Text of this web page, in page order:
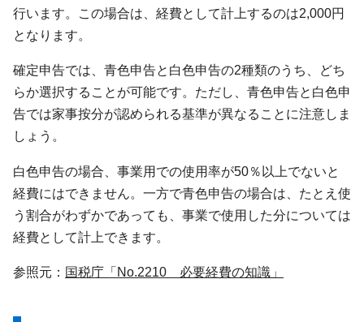
行います。この場合は、経費として計上するのは2,000円
となります。
確定申告では、青色申告と白色申告の2種類のうち、どち
らか選択することが可能です。ただし、青色申告と白色申
告では家事按分が認められる基準が異なることに注意しま
しょう。
白色申告の場合、事業用での使用率が50％以上でないと
経費にはできません。一方で青色申告の場合は、たとえ使
う割合がわずかであっても、事業で使用した分については
経費として計上できます。
参照元： 国税庁「No.2210 必要経費の知識」